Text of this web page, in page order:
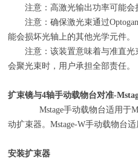
注意：高激光输出功率可能
注意：确保激光束通过
能会损坏光轴上的其他光学元件。
注意：该装置意味着与准直
会聚光束时，用户承担全部责任。
扩束镜与4轴手动载物台对准-
Mstage手动载物台适用于
动扩束器。Mstage-W手动载物台
安装扩束器